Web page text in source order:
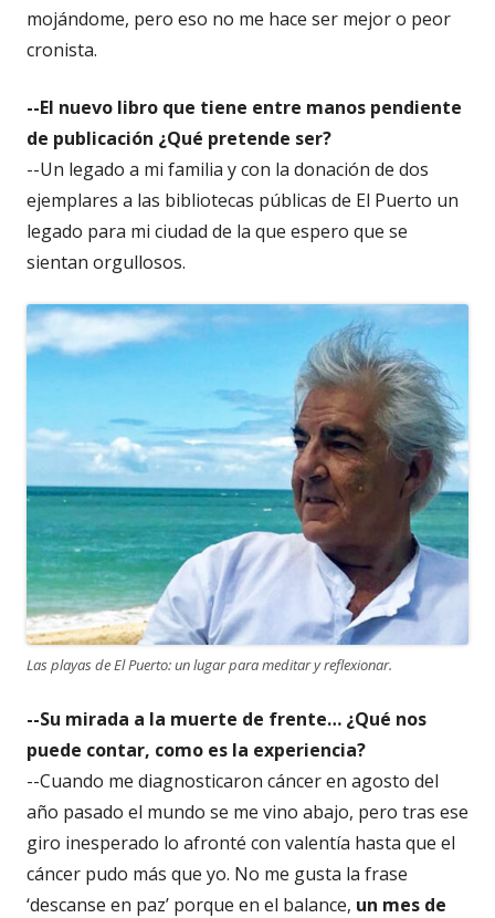
mojándome, pero eso no me hace ser mejor o peor
cronista.
--El nuevo libro que tiene entre manos pendiente
de publicación ¿Qué pretende ser?
--Un legado a mi familia y con la donación de dos
ejemplares a las bibliotecas públicas de El Puerto un
legado para mi ciudad de la que espero que se
sientan orgullosos.
Las playas de El Puerto: un lugar para meditar y reflexionar.
--Su mirada a la muerte de frente… ¿Qué nos
puede contar, como es la experiencia?
--Cuando me diagnosticaron cáncer en agosto del
año pasado el mundo se me vino abajo, pero tras ese
giro inesperado lo afronté con valentía hasta que el
cáncer pudo más que yo. No me gusta la frase
‘descanse en paz’ porque en el balance, un mes de